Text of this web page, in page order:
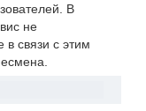
В
не
в связи с этим